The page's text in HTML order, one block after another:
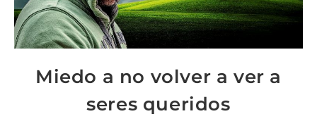
Miedo a no volver a ver a
seres queridos